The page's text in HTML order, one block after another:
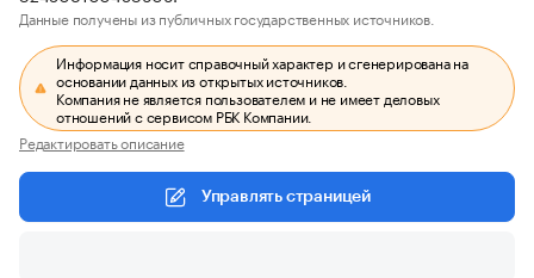
Данные получены из публичных государственных источников.
Информация носит справочный характер и сгенерирована на
основании данных из открытых источников.
Компания не является пользователем и не имеет деловых
отношений с сервисом РБК Компании.
Редактировать описание
Управлять страницей